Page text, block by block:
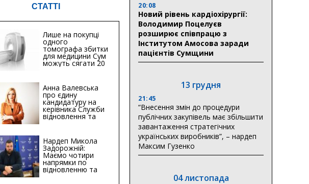
СТАТТІ
Лише на покупці
одного
томографа збитки
для медицини Сум
можуть сягати 20
мільйонів гривень
Анна Валевська
про єдину
кандидатуру на
керівника Служби
відновлення та
інфраструктури у
Хіба...
Нардеп Микола
Задорожній:
Маємо чотири
напрямки по
відновленню та
будівництву
20:08
Новий рівень кардіохірургії:
Володимир Поцелуєв
розширює співпрацю з
Інститутом Амосова заради
пацієнтів Сумщини
13 грудня
21:45
“Внесення змін до процедури
публічних закупівель має збільшити
завантаження стратегічних
українських виробників”, – нардеп
Максим Гузенко
04 листопада